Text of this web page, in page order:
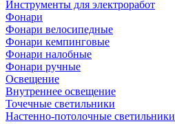
Инструменты для электроработ
Фонари
Фонари велосипедные
Фонари кемпинговые
Фонари налобные
Фонари ручные
Освещение
Внутреннее освещение
Точечные светильники
Настенно-потолочные светильники